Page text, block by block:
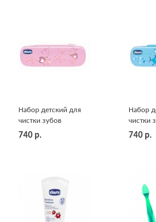
Набор детский для
чистки зубов
розовый Chicco
740 р.
Набор
чистки
Chicco
740 р.